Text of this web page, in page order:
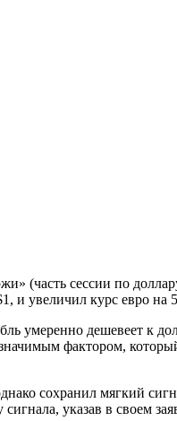
(часть сессии по
и увеличил курс евро на
умеренно дешевеет к
фактором,
сохранил мягкий
указав в своем